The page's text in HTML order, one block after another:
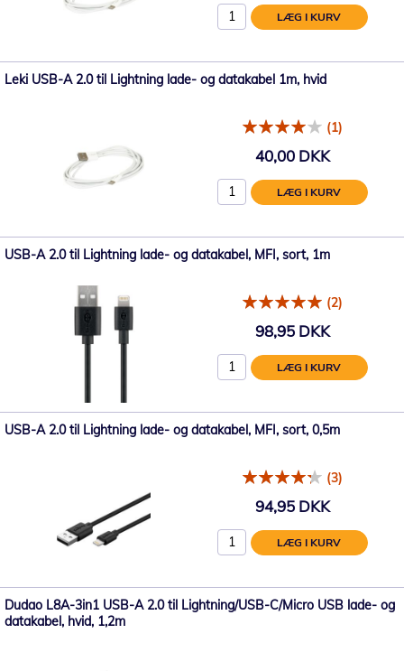
LÆG I KURV
Leki USB-A 2.0 til Lightning lade- og datakabel 1m, hvid
(1)
40,00 DKK
LÆG I KURV
USB-A 2.0 til Lightning lade- og datakabel, MFI, sort, 1m
(2)
98,95 DKK
LÆG I KURV
USB-A 2.0 til Lightning lade- og datakabel, MFI, sort, 0,5m
(3)
94,95 DKK
LÆG I KURV
Dudao L8A-3in1 USB-A 2.0 til Lightning/USB-C/Micro USB lade- og
datakabel, hvid, 1,2m